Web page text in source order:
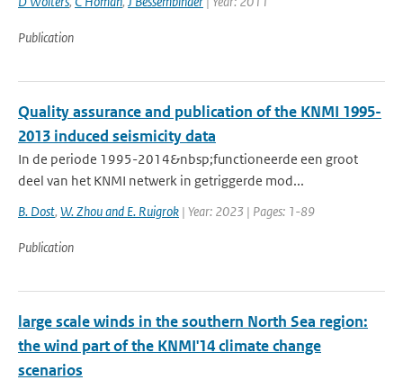
Publication
Quality assurance and publication of the KNMI 1995-
2013 induced seismicity data
In de periode 1995-2014&nbsp;functioneerde een groot
deel van het KNMI netwerk in getriggerde mod...
B. Dost, W. Zhou and E. Ruigrok | Year: 2023 | Pages: 1-89
Publication
large scale winds in the southern North Sea region:
the wind part of the KNMI'14 climate change
scenarios